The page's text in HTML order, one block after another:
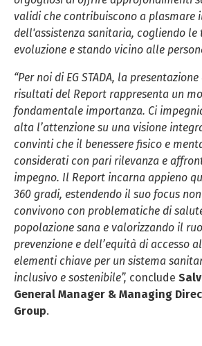
Policy.
validi che contribuiscono a plasmare
dell'assistenza sanitaria, cogliendo le
evoluzione e stando vicino alle
“Per noi di EG STADA, la
risultati del Report rappresenta un
fondamentale importanza. Ci
alta l’attenzione su una visione
convinti che il benessere fisico e
considerati con pari rilevanza e
impegno. Il Report incarna appieno
360 gradi, estendendo il suo focus
convivono con problematiche di
popolazione sana e valorizzando il
prevenzione e dell’equità di accesso
elementi chiave per un sistema
inclusivo e sostenibile”, conclude
General Manager & Managing
Group.